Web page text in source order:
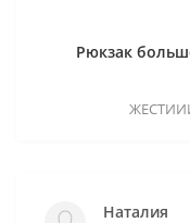
Рюкзак
Наталия